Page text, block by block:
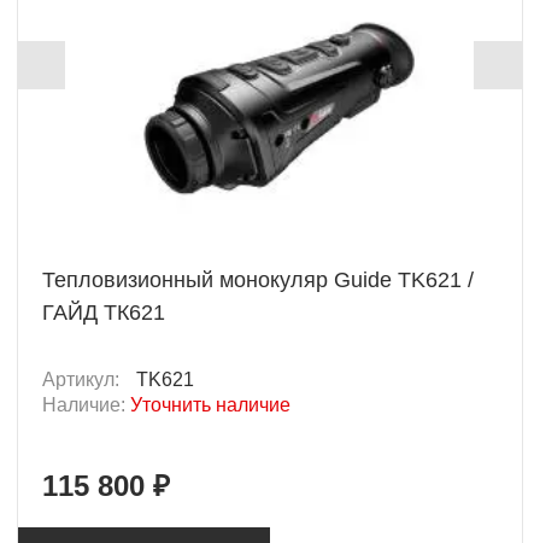
Тепловизионный монокуляр Guide TK621 /
ГАЙД ТК621
Артикул:
TK621
Наличие: Уточнить наличие
115 800 ₽